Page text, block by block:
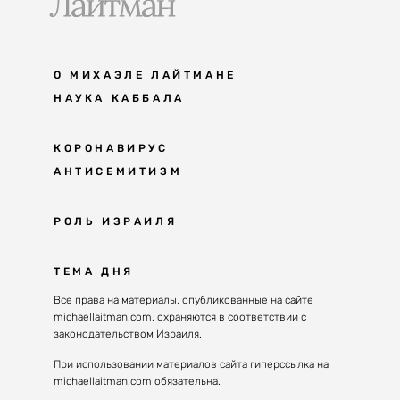
О МИХАЭЛЕ ЛАЙТМАНЕ
НАУКА КАББАЛА
Мудрость каббалы
Каббала сегодня
Великие каббалисты
Духовные состояния
Конгрессы каббалы
Каббалистическая музыка
Духовные состояния
КОРОНАВИРУС
АНТИСЕМИТИЗМ
Антисемитизм в современном мире
Решение
РОЛЬ ИЗРАИЛЯ
Почему евреи
Израиль сегодня
Избраны служить миру
ТЕМА ДНЯ
Все права на материалы, опубликованные на сайте
michaellaitman.com, охраняются в соответствии с
законодательством Израиля.
При использовании материалов сайта гиперссылка на
michaellaitman.com обязательна.